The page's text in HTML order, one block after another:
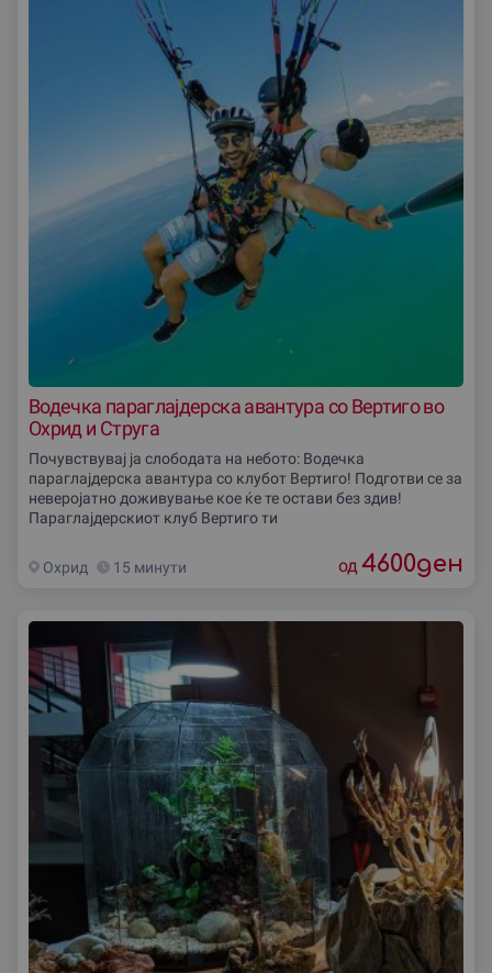
Водечка параглајдерска авантура со Вертиго во
Охрид и Струга
Почувствувај ја слободата на небото: Водечка
параглајдерска авантура со клубот Вертиго! Подготви се за
неверојатно доживување кое ќе те остави без здив!
Параглајдерскиот клуб Вертиго ти
Охрид 15 минути од 4600ден